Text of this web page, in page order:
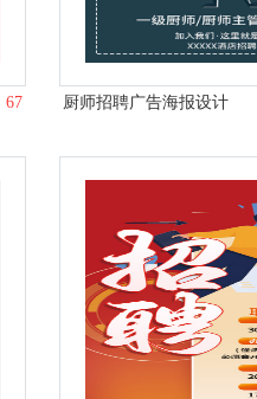
67 厨师招聘广告海报设计